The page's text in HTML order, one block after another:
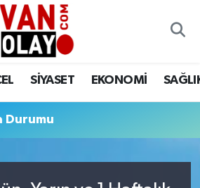
SİYASET EKONOMİ
Durumu
Haritası